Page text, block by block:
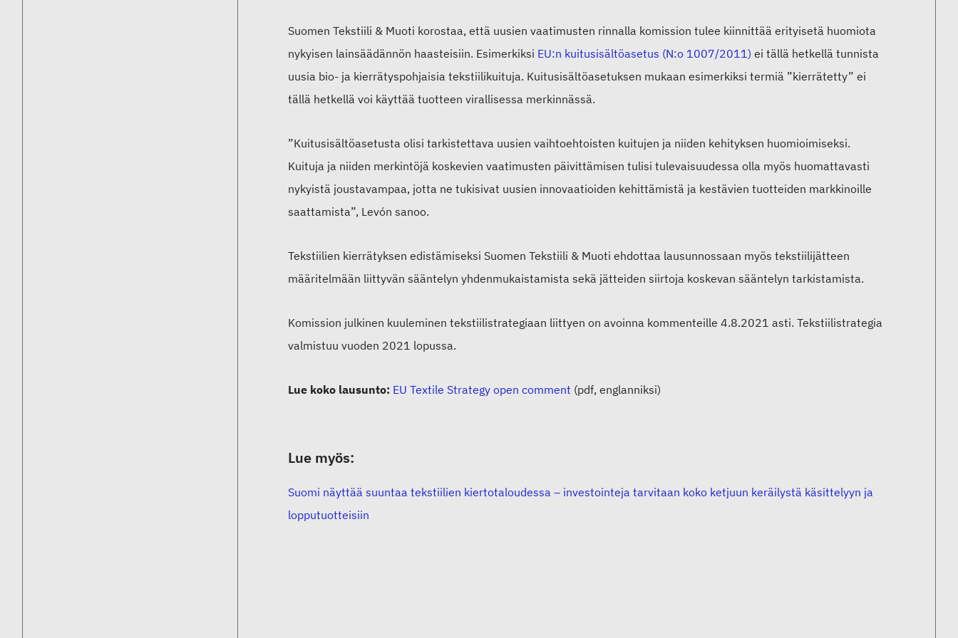
Suomen Tekstiili & Muoti korostaa, että uusien vaatimusten rinnalla komission tulee kiinnittää erityisetä huomiota
nykyisen lainsäädännön haasteisiin. Esimerkiksi EU:n kuitusisältöasetus (N:o 1007/2011) ei tällä hetkellä tunnista
uusia bio- ja kierrätyspohjaisia tekstiilikuituja. Kuitusisältöasetuksen mukaan esimerkiksi termiä ”kierrätetty” ei
tällä hetkellä voi käyttää tuotteen virallisessa merkinnässä.
”Kuitusisältöasetusta olisi tarkistettava uusien vaihtoehtoisten kuitujen ja niiden kehityksen huomioimiseksi.
Kuituja ja niiden merkintöjä koskevien vaatimusten päivittämisen tulisi tulevaisuudessa olla myös huomattavasti
nykyistä joustavampaa, jotta ne tukisivat uusien innovaatioiden kehittämistä ja kestävien tuotteiden markkinoille
saattamista”, Levón sanoo.
Tekstiilien kierrätyksen edistämiseksi Suomen Tekstiili & Muoti ehdottaa lausunnossaan myös tekstiilijätteen
määritelmään liittyvän sääntelyn yhdenmukaistamista sekä jätteiden siirtoja koskevan sääntelyn tarkistamista.
Komission julkinen kuuleminen tekstiilistrategiaan liittyen on avoinna kommenteille 4.8.2021 asti. Tekstiilistrategia
valmistuu vuoden 2021 lopussa.
Lue koko lausunto: EU Textile Strategy open comment (pdf, englanniksi)
Lue myös:
Suomi näyttää suuntaa tekstiilien kiertotaloudessa – investointeja tarvitaan koko ketjuun keräilystä käsittelyyn ja
lopputuotteisiin